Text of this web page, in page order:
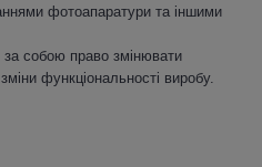
фотоапаратури та іншими
собою право змінювати
функціональності виробу.